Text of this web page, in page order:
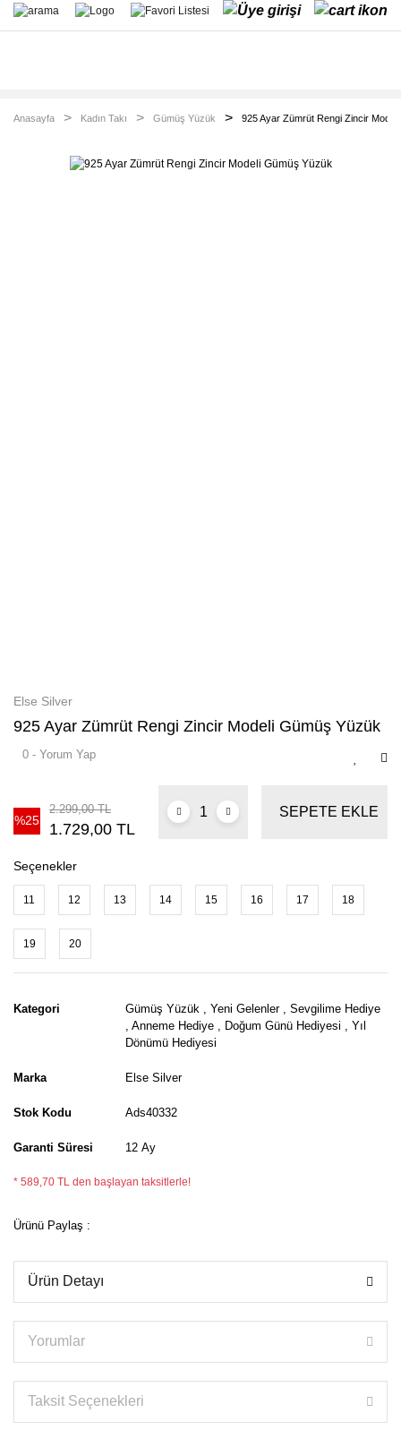
Anasayfa Kadın Takı Gümüş Yüzük 925 Ayar Zümrüt Rengi Zincir
Else Silver
925 Ayar Zümrüt Rengi Zincir Modeli Gümüş Yüzük
0 - Yorum Yap
%25
2.299,00 TL
1.729,00 TL
SEPETE EKLE
Seçenekler
11 12 13 14 15 16 17 18
19 20
Kategori Gümüş Yüzük ,Yeni Gelenler ,Sevgilime Hediye
,Anneme Hediye Doğum Günü Hediyesi ,Yıl
Dönümü Hediyesi
Marka Else Silver
Stok Kodu Ads40332
Garanti Süresi 12 Ay
* 589,70 TL den başlayan taksitlerle!
Ürünü Paylaş :
Ürün Detayı
Yorumlar
Taksit Seçenekleri